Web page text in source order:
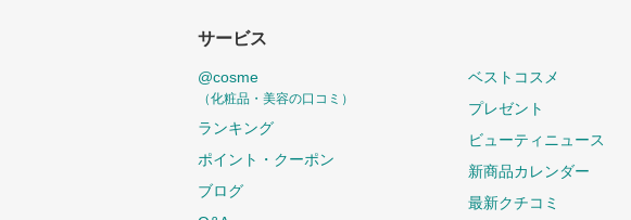
サービス
@cosme
（化粧品・美容の口コミ）
ランキング
ポイント・クーポン
ブログ
ベストコスメ
プレゼント
ビューティニュース
新商品カレンダー
最新クチコミ